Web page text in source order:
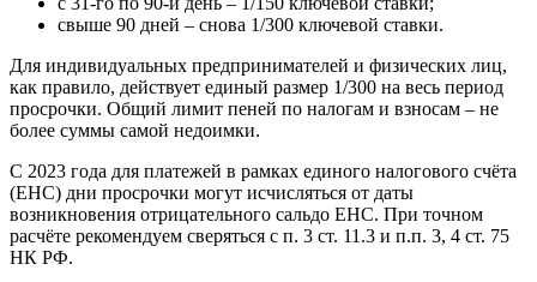
свыше 90 дней – снова 1/300 ключевой ставки.
Для индивидуальных предпринимателей и физических лиц,
как правило, действует единый размер 1/300 на весь период
просрочки. Общий лимит пеней по налогам и взносам – не
более суммы самой недоимки.
С 2023 года для платежей в рамках единого налогового счёта
(ЕНС) дни просрочки могут исчисляться от даты
возникновения отрицательного сальдо ЕНС. При точном
расчёте рекомендуем сверяться с п. 3 ст. 11.3 и п.п. 3, 4 ст. 75
НК РФ.